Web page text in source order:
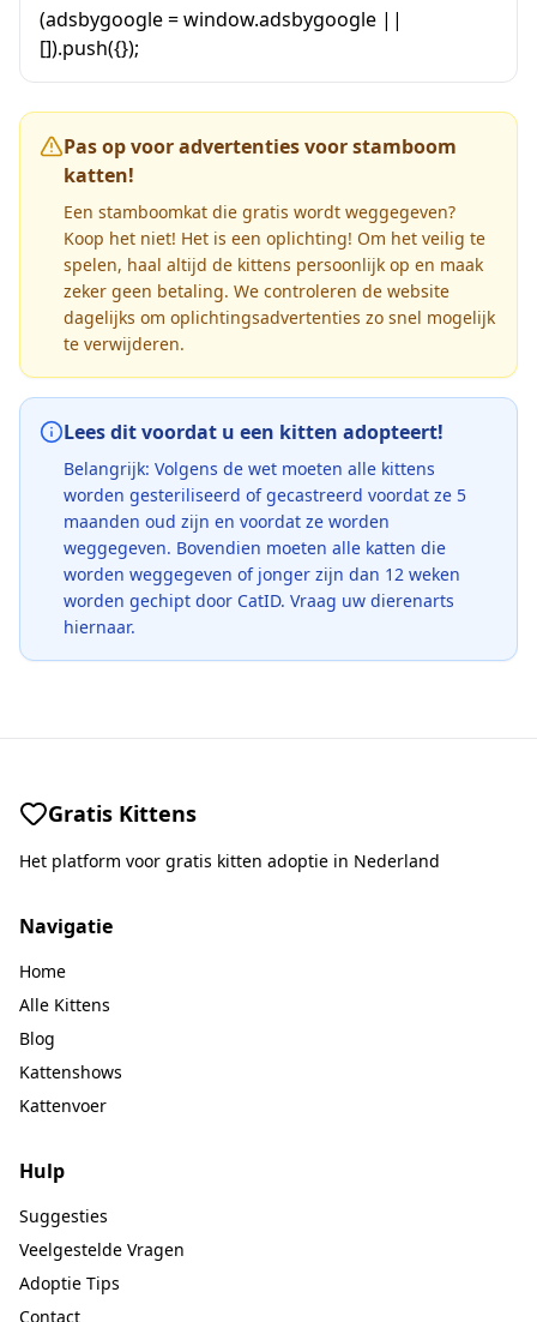
(adsbygoogle = window.adsbygoogle ||
[]).push({});
Pas op voor advertenties voor stamboom
katten!
Een stamboomkat die gratis wordt weggegeven?
Koop het niet! Het is een oplichting! Om het veilig te
spelen, haal altijd de kittens persoonlijk op en maak
zeker geen betaling. We controleren de website
dagelijks om oplichtingsadvertenties zo snel mogelijk
te verwijderen.
Lees dit voordat u een kitten adopteert!
Belangrijk: Volgens de wet moeten alle kittens
worden gesteriliseerd of gecastreerd voordat ze 5
maanden oud zijn en voordat ze worden
weggegeven. Bovendien moeten alle katten die
worden weggegeven of jonger zijn dan 12 weken
worden gechipt door CatID. Vraag uw dierenarts
hiernaar.
Gratis Kittens
Het platform voor gratis kitten adoptie in Nederland
Navigatie
Home
Alle Kittens
Blog
Kattenshows
Kattenvoer
Hulp
Suggesties
Veelgestelde Vragen
Adoptie Tips
Contact